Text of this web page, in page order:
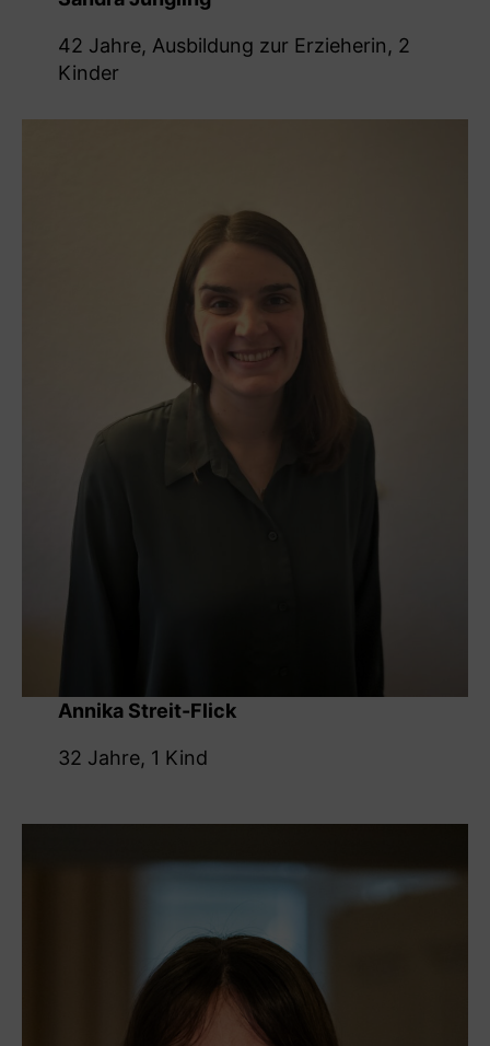
42 Jahre, Ausbildung zur Erzieherin, 2
Kinder
Annika Streit-Flick
32 Jahre, 1 Kind